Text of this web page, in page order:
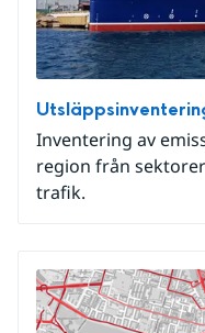
Inventering av
region från
trafik.